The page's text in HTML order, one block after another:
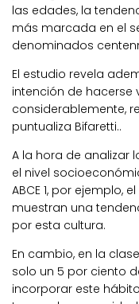
las edades, la
más marcada en el
denominados
El estudio revela
intención de hacerse
considerablemente,
puntualiza Bifaretti..
A la hora de analizar
el nivel
ABCE 1, por ejemplo,
muestran una
por esta cultura.
En cambio, en la
solo un 5 por ciento
incorporar este